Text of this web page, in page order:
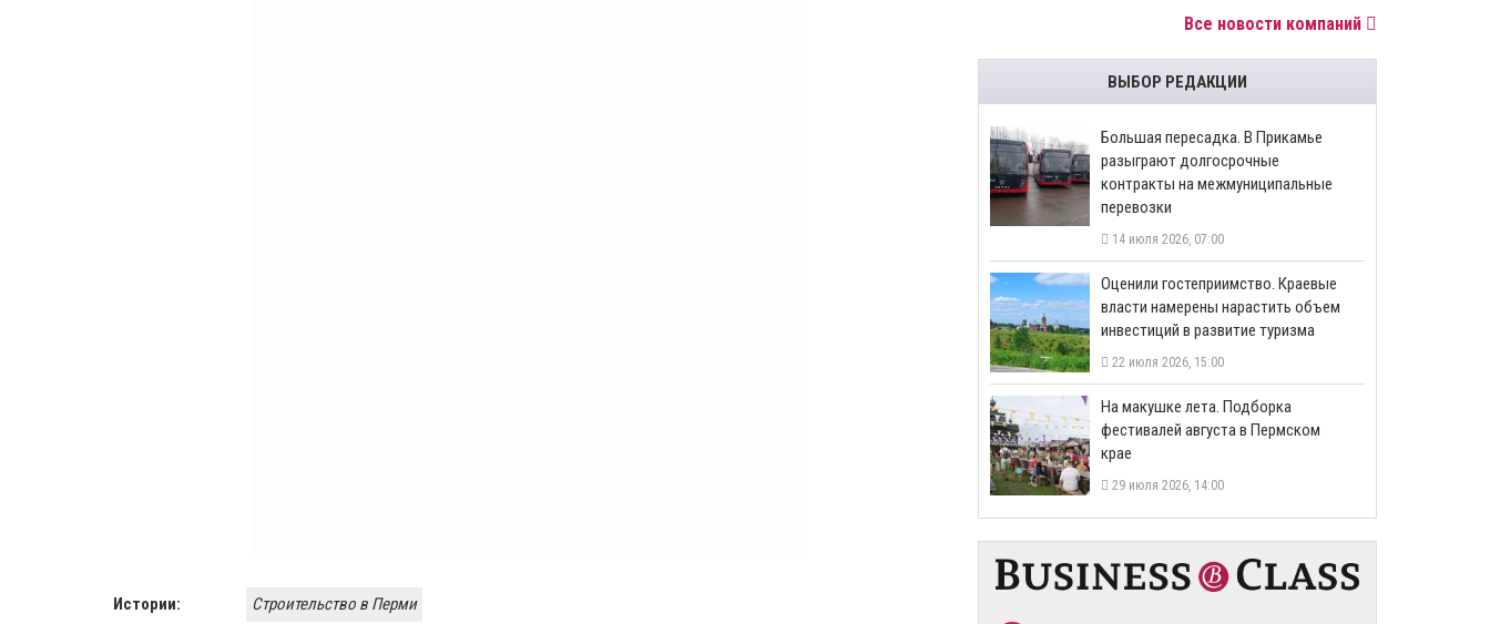
Истории: Строительство в Перми
Все новости компаний
ВЫБОР РЕДАКЦИИ
Большая пересадка. В Прикамье
разыграют долгосрочные
контракты на межмуниципальные
перевозки
14 июля 2026, 07:00
Оценили гостеприимство. Краевые
власти намерены нарастить объем
инвестиций в развитие туризма
22 июля 2026, 15:00
На макушке лета. Подборка
фестивалей августа в Пермском
крае
29 июля 2026, 14:00